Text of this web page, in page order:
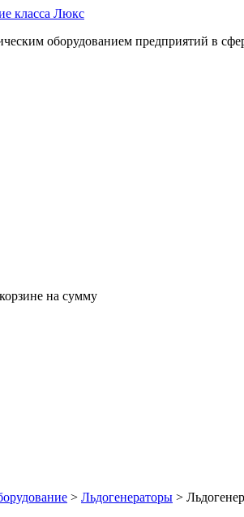
оборудованием предприятий в
на сумму
> Льдогенераторы >